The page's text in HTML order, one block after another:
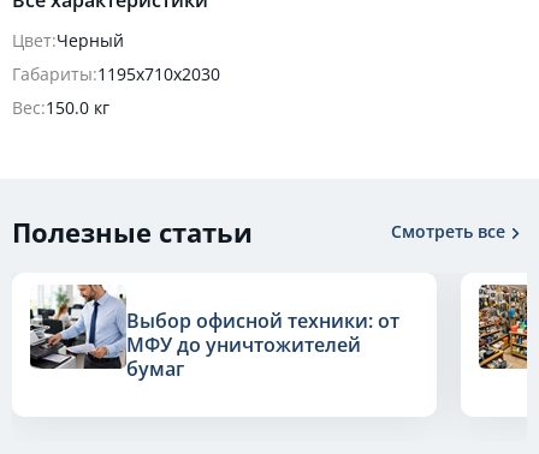
Цвет:Черный
Габариты:1195х710х2030
Вес:150.0 кг
Полезные статьи Смотреть все
Выбор офисной техники: от
МФУ до уничтожителей
бумаг